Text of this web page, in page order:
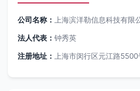
公司名称： 上海滨洋勒信息科技有限
法人代表： 钟秀英
注册地址： 上海市闵行区元江路5500